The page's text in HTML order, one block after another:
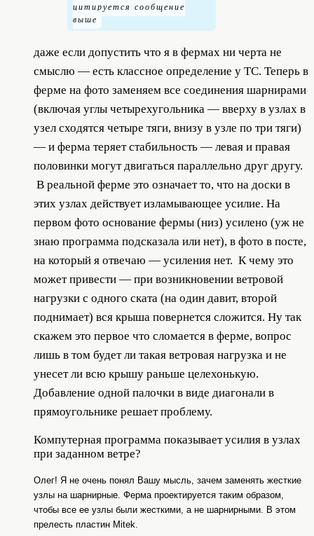
даже если допустить что я в фермах ни черта не
смыслю — есть классное определение у ТС. Теперь в
ферме на фото заменяем все соединения шарнирами
(включая углы четырехугольника — вверху в узлах в
узел сходятся четыре тяги, внизу в узле по три тяги)
— и ферма теряет стабильность — левая и правая
половинки могут двигаться параллельно друг другу.
В реальной ферме это означает то, что на доски в
этих узлах действует изламывающее усилие. На
первом фото основание фермы (низ) усилено (уж не
знаю программа подсказала или нет), в фото в посте,
на который я отвечаю — усиления нет. К чему это
может привести — при возникновении ветровой
нагрузки с одного ската (на один давит, второй
поднимает) вся крыша повернется сложится. Ну так
скажем это первое что сломается в ферме, вопрос
лишь в том будет ли такая ветровая нагрузка и не
унесет ли всю крышу раньше целехонькую.
Добавление одной палочки в виде диагонали в
прямоугольнике решает проблему.
Компутерная программа показывает усилия в узлах
при заданном ветре?
Олег! Я не очень понял Вашу мысль, зачем заменять жесткие
узлы на шарнирные. Ферма проектируется таким образом,
чтобы все ее узлы были жесткими, а не шарнирными. В этом
прелесть пластин Mitek.